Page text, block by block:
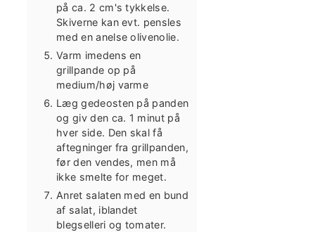
på ca. 2 cm's tykkelse.
Skiverne kan evt. pensles
med en anelse olivenolie.
Varm imedens en
grillpande op på
medium/høj varme
Læg gedeosten på panden
og giv den ca. 1 minut på
hver side. Den skal få
aftegninger fra grillpanden,
før den vendes, men må
ikke smelte for meget.
Anret salaten med en bund
af salat, iblandet
blegselleri og tomater.